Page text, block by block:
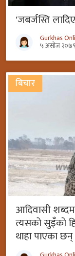
'जबर्जस्ति
Gurkhas
५ असोज
बिचार
आदिवासी
त्यसको सुइँको
थाहा पाएका छन्